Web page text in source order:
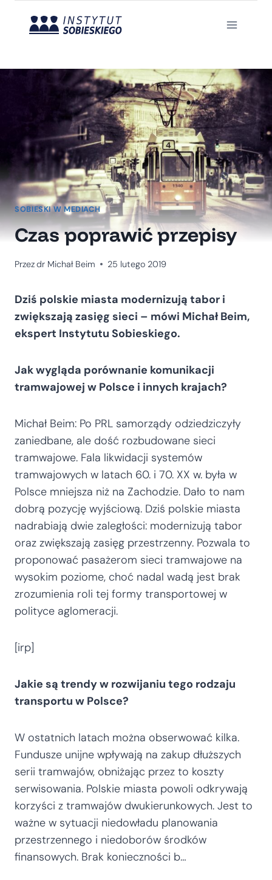
SOBIESKI W MEDIACH
Czas poprawić przepisy
Przezdr Michał Beim 25 lutego 2019
Dziś polskie miasta modernizują tabor i
zwiększają zasięg sieci – mówi Michał Beim,
ekspert Instytutu Sobieskiego.
Jak wygląda porównanie komunikacji
tramwajowej w Polsce i innych krajach?
Michał Beim: Po PRL samorządy odziedziczyły
zaniedbane, ale dość rozbudowane sieci
tramwajowe. Fala likwidacji systemów
tramwajowych w latach 60. i 70. XX w. była w
Polsce mniejsza niż na Zachodzie. Dało to nam
dobrą pozycję wyjściową. Dziś polskie miasta
nadrabiają dwie zaległości: modernizują tabor
oraz zwiększają zasięg przestrzenny. Pozwala to
proponować pasażerom sieci tramwajowe na
wysokim poziome, choć nadal wadą jest brak
zrozumienia roli tej formy transportowej w
polityce aglomeracji.
[irp]
Jakie są trendy w rozwijaniu tego rodzaju
transportu w Polsce?
W ostatnich latach można obserwować kilka.
Fundusze unijne wpływają na zakup dłuższych
serii tramwajów, obniżając przez to koszty
serwisowania. Polskie miasta powoli odkrywają
korzyści z tramwajów dwukierunkowych. Jest to
ważne w sytuacji niedowładu planowania
przestrzennego i niedoborów środków
finansowych. Brak konieczności b…